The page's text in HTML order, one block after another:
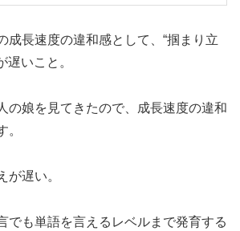
成長速度の違和感として、“掴まり立
遅いこと。
の娘を見てきたので、成長速度の違和
。
が遅い。
でも単語を言えるレベルまで発育する